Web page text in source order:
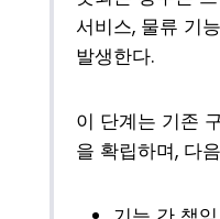
서비스, 물류 기
발생한다.
이 단계는 기존
을 확립하며, 다